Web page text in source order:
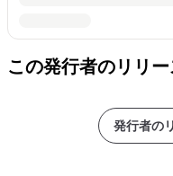
この発行者のリリー
発行者の